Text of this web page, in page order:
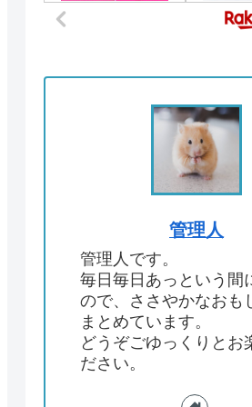
管理人
管理人です。
毎日毎日あっという間
ので、ささやかなおも
まとめています。
どうぞごゆっくりとお
ださい。